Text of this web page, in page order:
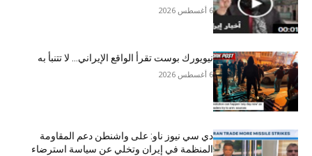
6 أغسطس 2026
نيويورك بوست تقرأ الواقع الإيراني… لا تتنبأ به
6 أغسطس 2026
دي سي نيوز ناو: على واشنطن دعم المقاومة
المنظمة في إيران وتخلي عن سياسة استرضاء